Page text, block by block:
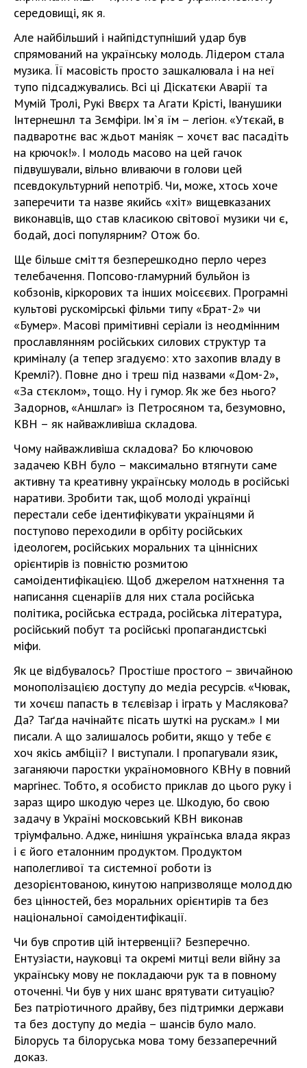
середовищі, як я.
Але найбільший і найпідступніший удар був
спрямований на українську молодь. Лідером стала
музика. Її масовість просто зашкалювала і на неї
тупо підсаджувались. Всі ці Діскатєки Аварії та
Мумій Тролі, Рукі Ввєрх та Агати Крісті, Іванушики
Інтернешнл та Зємфіри. Ім`я їм – легіон. «Утєкай, в
падваротнє вас ждьот маніяк – хочєт вас пасадіть
на крючок!». І молодь масово на цей гачок
підвушували, вільно вливаючи в голови цей
псевдокультурний непотріб. Чи, може, хтось хоче
заперечити та назве якийсь «хіт» вищевказаних
виконавців, що став класикою світової музики чи є,
бодай, досі популярним? Отож бо.
Ще більше сміття безперешкодно перло через
телебачення. Попсово-гламурний бульйон із
кобзонів, кіркорових та інших моісєєвих. Програмні
культові рускомірські фільми типу «Брат-2» чи
«Бумер». Масові примітивні серіали із неодмінним
прославлянням російських силових структур та
криміналу (а тепер згадуємо: хто захопив владу в
Кремлі?). Повне дно і треш під назвами «Дом-2»,
«За стєклом», тощо. Ну і гумор. Як же без нього?
Задорнов, «Аншлаг» із Петросяном та, безумовно,
КВН – як найважливіша складова.
Чому найважливіша складова? Бо ключовою
задачею КВН було – максимально втягнути саме
активну та креативну українську молодь в російські
наративи. Зробити так, щоб молоді українці
перестали себе ідентифікувати українцями й
поступово переходили в орбіту російських
ідеологем, російських моральних та ціннісних
орієнтирів із повністю розмитою
самоідентифікацією. Щоб джерелом натхнення та
написання сценаріїв для них стала російська
політика, російська естрада, російська література,
російський побут та російські пропагандистські
міфи.
Як це відбувалось? Простіше простого – звичайною
монополізацією доступу до медіа ресурсів. «Чювак,
ти хочєш папасть в тєлєвізар і іграть у Маслякова?
Да? Таґда начінайтє пісать шуткі на рускам.» І ми
писали. А що залишалось робити, якщо у тебе є
хоч якісь амбіції? І виступали. І пропагували язик,
заганяючи паростки україномовного КВНу в повний
маргінес. Тобто, я особисто приклав до цього руку і
зараз щиро шкодую через це. Шкодую, бо свою
задачу в Україні московський КВН виконав
тріумфально. Адже, нинішня українська влада якраз
і є його еталонним продуктом. Продуктом
наполегливої та системної роботи із
дезорієнтованою, кинутою напризволяще молоддю
без цінностей, без моральних орієнтирів та без
національної самоідентифікації.
Чи був спротив цій інтервенції? Безперечно.
Ентузіасти, науковці та окремі митці вели війну за
українську мову не покладаючи рук та в повному
оточенні. Чи був у них шанс врятувати ситуацію?
Без патріотичного драйву, без підтримки держави
та без доступу до медіа – шансів було мало.
Білорусь та білоруська мова тому беззаперечний
доказ.